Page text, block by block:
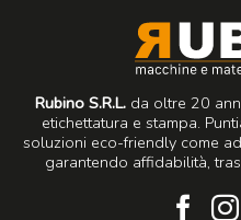
Rubino S.R.L.da oltre 20
etichettatura e stampa.
soluzioni eco-friendly come
garantendo affidabilità,